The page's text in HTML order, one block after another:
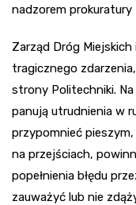
nadzorem prokuratury
Zarząd Dróg
tragicznego
strony Politechniki.
panują utrudnienia w
przypomnieć
na przejściach,
popełnienia błędu
zauważyć lub nie